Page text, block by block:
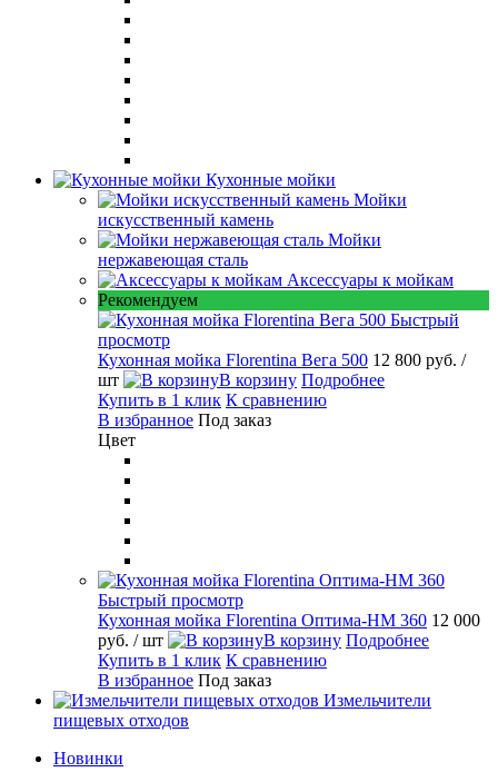
Кухонные мойки
Мойки
искусственный камень
Мойки
нержавеющая сталь
Аксессуары к мойкам
Рекомендуем
Быстрый
просмотр
Кухонная мойка Florentina Вега 500 12 800 руб. /
шт
В корзину Подробнее
Купить в 1 клик К сравнению
В избранное Под заказ
Цвет
Быстрый просмотр
Кухонная мойка Florentina Оптима-HM 360 12 000
руб. / шт В корзину Подробнее
Купить в 1 клик К сравнению
В избранное Под заказ
Измельчители
пищевых отходов
Новинки